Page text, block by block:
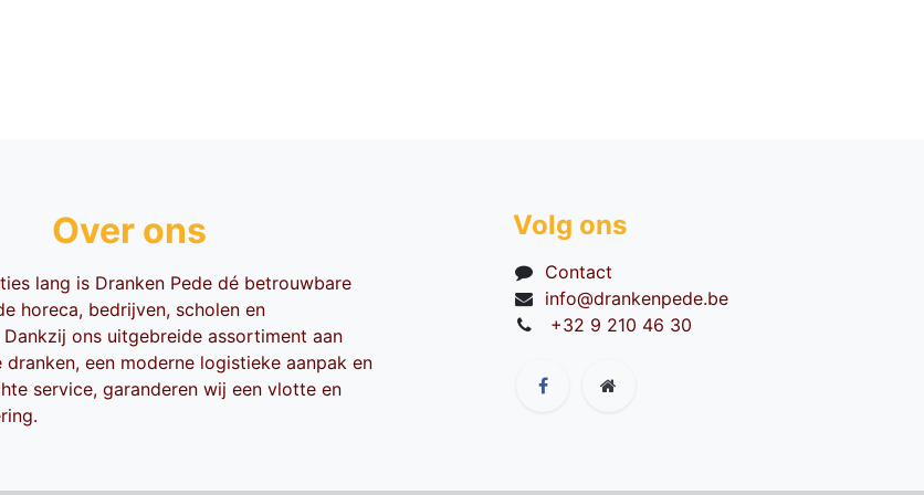
Over ons
lang is Dranken Pede dé betrouwbare
horeca, bedrijven, scholen en
Dankzij ons uitgebreide assortiment aan
een moderne logistieke aanpak en
service, garanderen wij een vlotte en
Volg ons
Contact
info@drankenpede.be
+32 9 210 46 30